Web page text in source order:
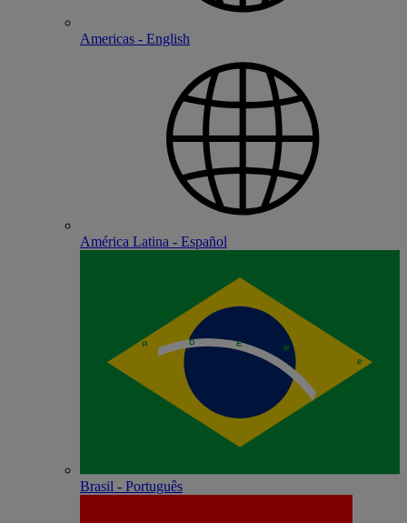
Americas - English
América Latina - Español
Brasil - Português